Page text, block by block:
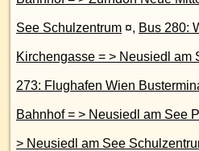
See Schulzentrum ¤, Bus 280:
Kirchengasse = >
273: Flughafen Wien Busterminal = >
Bahnhof = > Neusiedl am See Pannonia Shopping Park =
> Neusiedl am See